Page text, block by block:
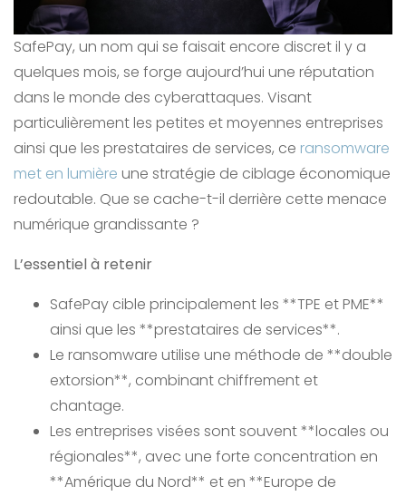
SafePay, un nom qui se faisait encore discret il y a
quelques mois, se forge aujourd’hui une réputation
dans le monde des cyberattaques. Visant
particulièrement les petites et moyennes entreprises
ainsi que les prestataires de services, ce ransomware
met en lumière une stratégie de ciblage économique
redoutable. Que se cache-t-il derrière cette menace
numérique grandissante ?
L’essentiel à retenir
SafePay cible principalement les **TPE et PME**
ainsi que les **prestataires de services**.
Le ransomware utilise une méthode de **double
extorsion**, combinant chiffrement et
chantage.
Les entreprises visées sont souvent **locales ou
régionales**, avec une forte concentration en
**Amérique du Nord** et en **Europe de